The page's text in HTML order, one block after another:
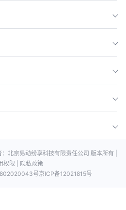
：北京易动纷享科技有限责任公司 版本所有 |
权限 |
隐私政策
号京ICP备12021815号